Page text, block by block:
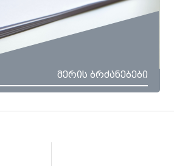
მერის ბრძანებები